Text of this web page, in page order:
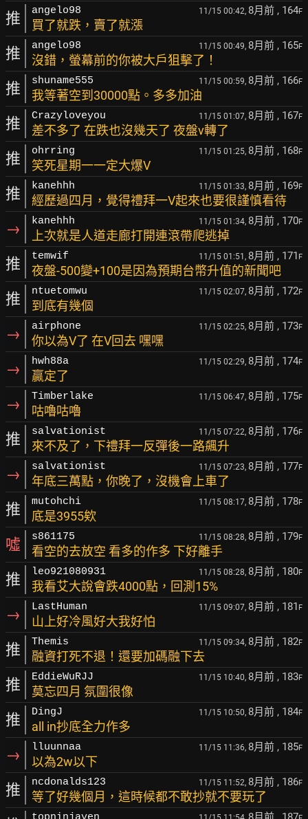
推 angelo98 11/15 00:42, 8月前 , 164F
買了就跌，賣了就漲
推 angelo98 11/15 00:49, 8月前 , 165F
沒錯，螢幕前的你被大戶狙擊了！
推 shuname555 11/15 00:59, 8月前 , 166F
我等著空到30000點。多多加油
推 Crazyloveyou 11/15 01:07, 8月前 , 167F
差不多了 在跌也沒幾天了 夜盤v轉了
推 ohrring 11/15 01:25, 8月前 , 168F
笑死星期一一定大爆V
推 kanehhh 11/15 01:33, 8月前 , 169F
經歷過四月，覺得禮拜一V起來也要很謹慎看待
→ kanehhh 11/15 01:34, 8月前 , 170F
上次就是人道走廊打開連滾帶爬逃掉
推 temwif 11/15 01:51, 8月前 , 171 F
夜盤-500變+100是因為預期台幣升值的新聞吧
推 ntuetomwu 11/15 02:07, 8月前 , 172F
到底有幾個
→ airphone 11/15 02:25, 8月前 , 173F
你以為V了 在V回去 嘿嘿
→ hwh88a 11/15 02:29, 8月前 , 174F
贏定了
→ Timberlake 11/15 06:47, 8月前 , 175F
咕嚕咕嚕
推 salvationist 11/15 07:22, 8月前 , 176F
來不及了，下禮拜一反彈後一路飆升
→ salvationist 11/15 07:23, 8月前 , 177F
年底三萬點，你晚了，沒機會上車了
推 mutohchi 11/15 08:17, 8月前 , 178F
底是3955欸
噓 s861175 11/15 08:28, 8月前 , 179F
看空的去放空 看多的作多 下好離手
推 leo921080931 11/15 08:28, 8月前 , 180F
我看艾大說會跌4000點，回測15%
→ LastHuman 11/15 09:07, 8月前 , 181 F
山上好冷風好大我好怕
推 Themis 11/15 09:34, 8月前 , 182F
融資打死不退！還要加碼融下去
推 EddieWuRJJ 11/15 10:40, 8月前 , 183F
莫忘四月 氛圍很像
推 DingJ 11/15 10:50, 8月前 , 184F
all in抄底全力作多
→ lluunnaa 11/15 11:36, 8月前 , 185F
以為2w以下
推 ncdonalds123 11/15 11:52, 8月前 , 186F
等了好幾個月，這時候都不敢抄就不要玩了